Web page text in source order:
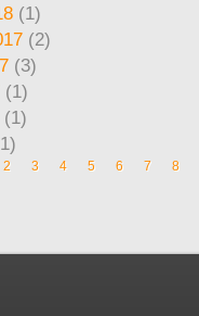
(1)
(2)
(3)
(1)
(1)
2 3 4 5 6 7 8